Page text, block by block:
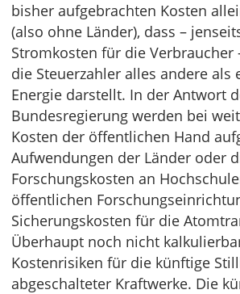
bisher aufgebrachten Kosten
(also ohne Länder), dass –
Stromkosten für die
die Steuerzahler alles andere als
Energie darstellt. In der Antwort
Bundesregierung werden bei
Kosten der öffentlichen Hand
Aufwendungen der Länder oder
Forschungskosten an
öffentlichen
Sicherungskosten für die
Überhaupt noch nicht
Kostenrisiken für die künftige
abgeschalteter Kraftwerke. Die